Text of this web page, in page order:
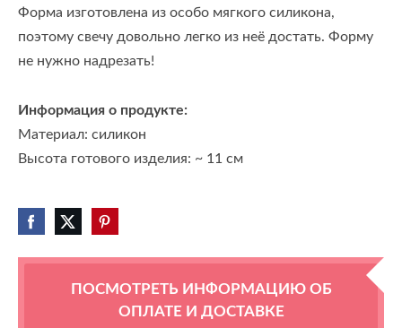
ПОСМОТРЕТЬ ИНФОРМАЦИЮ ОБ
ОПЛАТЕ И ДОСТАВКЕ
Форма изготовлена из особо мягкого силикона,
поэтому свечу довольно легко из неё достать. Форму
не нужно надрезать!
Информация о продукте:
Материал: силикон
Высота готового изделия: ~ 11 см